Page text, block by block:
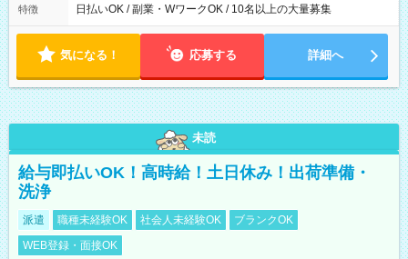
特徴 日払いOK / 副業・WワークOK / 10名以上の大量募集
気になる！ 応募する 詳細へ
未読
給与即払いOK！高時給！土日休み！出荷準備・
洗浄
派遣 職種未経験OK 社会人未経験OK
ブランクOK
WEB登録・面接OK